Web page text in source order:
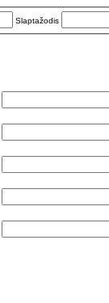
Slaptažodis